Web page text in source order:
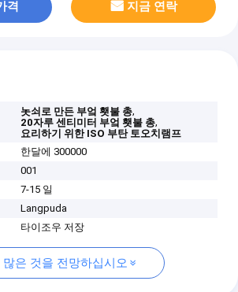
격 지금 연락
놋쇠로 만든 부엌 횃불 총,
20자루 센티미터 부엌 횃불 총,
요리하기 위한 ISO 부탄 토오치램프
한달에 300000
001
7-15 일
Langpuda
타이조우 저장
많은 것을 전망하십시오